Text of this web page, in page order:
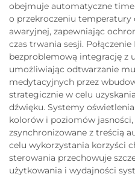
obejmuje automatyczne
o przekroczeniu temperatury
awaryjnej, zapewniając
czas trwania sesji.
bezproblemową integrację z
umożliwiając odtwarzanie
medytacyjnych przez
strategicznie w celu
dźwięku. Systemy
kolorów i poziomów
zsynchronizowane z treścią
celu wykorzystania korzyści
sterowania przechowuje
użytkowania i wydajności